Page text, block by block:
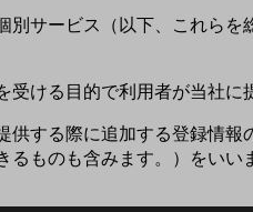
別サービス（以下、これら
受ける目的で利用者が当社に
供する際に追加する登録情
ものも含みます。）をいい